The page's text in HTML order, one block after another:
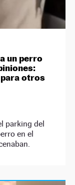
un perro
otros
parking del
en el